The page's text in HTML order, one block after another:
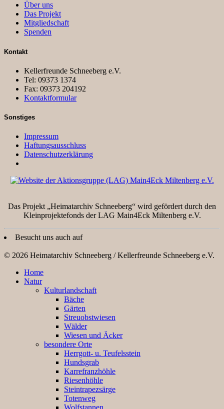
Über uns
Das Projekt
Mitgliedschaft
Spenden
Kontakt
Kellerfreunde Schneeberg e.V.
Tel: 09373 1374
Fax: 09373 204192
Kontaktformular
Sonstiges
Impressum
Haftungsausschluss
Datenschutzerklärung
Das Projekt „Heimatarchiv Schneeberg“ wird gefördert durch den
Kleinprojektefonds der LAG Main4Eck Miltenberg e.V.
Besucht uns auch auf
© 2026 Heimatarchiv Schneeberg / Kellerfreunde Schneeberg e.V.
Home
Natur
Kulturlandschaft
Bäche
Gärten
Streuobstwiesen
Wälder
Wiesen und Äcker
besondere Orte
Herrgott- u. Teufelsstein
Hundsgrab
Karrefranzhöhle
Riesenhöhle
Steintrapezsärge
Totenweg
Wolfstannen